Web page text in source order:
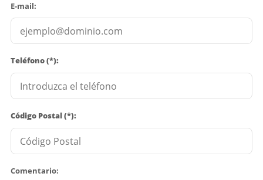
E-mail:
Teléfono (*):
Código Postal (*):
Comentario: